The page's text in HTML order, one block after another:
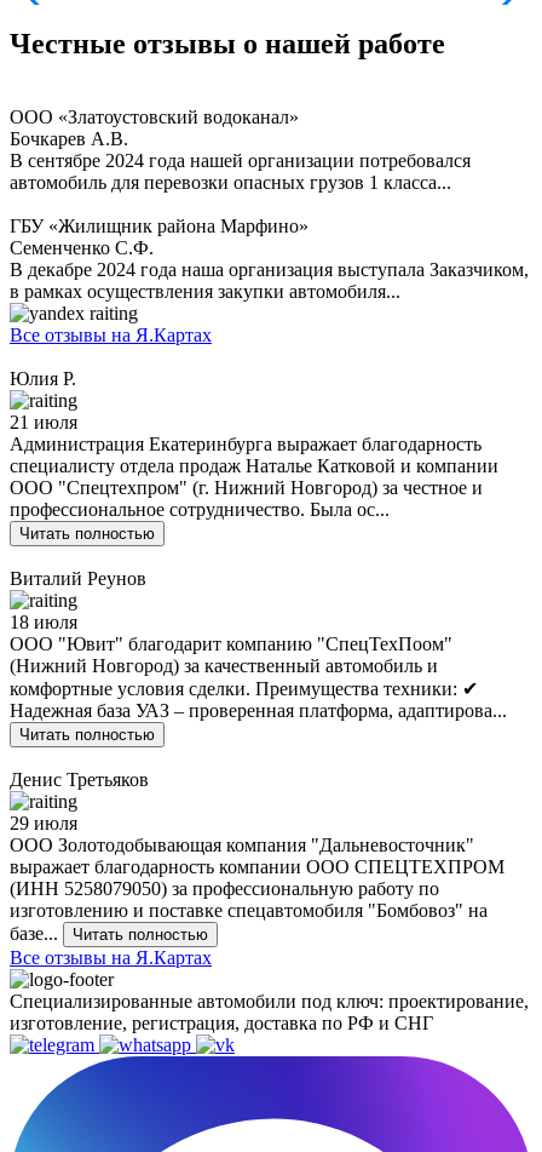
Честные отзывы о нашей работе
ООО «Златоустовский водоканал»
Бочкарев А.В.
В сентябре 2024 года нашей организации потребовался
автомобиль для перевозки опасных грузов 1 класса...
ГБУ «Жилищник района Марфино»
Семенченко С.Ф.
В декабре 2024 года наша организация выступала Заказчиком,
в рамках осуществления закупки автомобиля...
Все отзывы на Я.Картах
Юлия Р.
21 июля
Администрация Екатеринбурга выражает благодарность
специалисту отдела продаж Наталье Катковой и компании
ООО "Спецтехпром" (г. Нижний Новгород) за честное и
профессиональное сотрудничество. Была ос...
Читать полностью
Виталий Реунов
18 июля
ООО "Ювит" благодарит компанию "СпецТехПоом"
(Нижний Новгород) за качественный автомобиль и
комфортные условия сделки. Преимущества техники: ✔
Надежная база УАЗ – проверенная платформа, адаптирова...
Читать полностью
Денис Третьяков
29 июля
ООО Золотодобывающая компания "Дальневосточник"
выражает благодарность компании ООО СПЕЦТЕХПРОМ
(ИНН 5258079050) за профессиональную работу по
изготовлению и поставке спецавтомобиля "Бомбовоз" на
базе...
Читать полностью
Все отзывы на Я.Картах
Специализированные автомобили под ключ: проектирование,
изготовление, регистрация, доставка по РФ и СНГ